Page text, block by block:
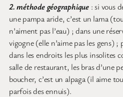
2. méthode géographique: si vous
une pampa aride, c’est un lama
n’aiment pas l’eau) ; dans une
vigogne (elle n’aime pas les gens)
dans les endroits les plus insolites
salle de restaurant, les bras d’une
boucher, c’est un alpaga (il aime
parfois des ennuis).